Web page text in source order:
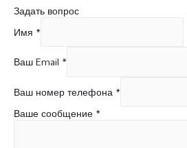
h
f
o
:
Задать вопрос
Имя *
Ваш Email *
Ваш номер телефона*
Ваше сообщение*